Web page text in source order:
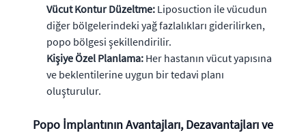
Vücut Kontur Düzeltme: Liposuction ile vücudun
diğer bölgelerindeki yağ fazlalıkları giderilirken,
popo bölgesi şekillendirilir.
Kişiye Özel Planlama: Her hastanın vücut yapısına
ve beklentilerine uygun bir tedavi planı
oluşturulur.
Popo İmplantının Avantajları, Dezavantajları ve